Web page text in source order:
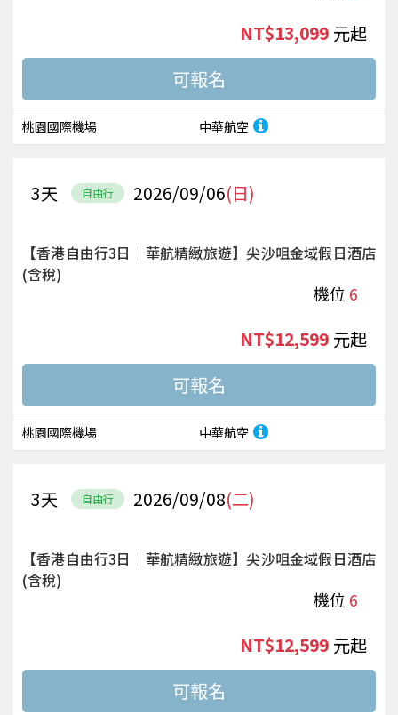
桃園國際機場 中華航空
NT$13,099 起
自由行 2026/09/06(日)
3天
【香港自由行3日｜華航精緻旅遊】尖沙咀金域假日酒店
(含稅)
機位 6
桃園國際機場 中華航空
NT$12,599 起
自由行 2026/09/08(二)
3天
【香港自由行3日｜華航精緻旅遊】尖沙咀金域假日酒店
(含稅)
機位 6
NT$12,599 起